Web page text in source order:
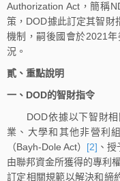
Authorization Act，簡稱
策，DOD據此訂定其智財
機制，嗣後國會於2021
況。
貳、重點說明
一、DOD的智財指令
DOD依據以下智財相
業、大學和其他非營利
（Bayh-Dole Act） [2] 、
由聯邦資金所獲得的專利
訂定相關規範以解決和締